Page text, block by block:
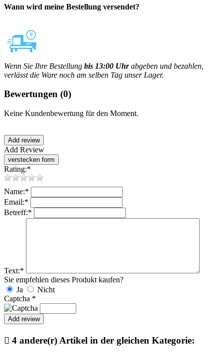
Wann wird meine Bestellung versendet?
Wenn Sie Ihre Bestellung bis 13:00 Uhrabgeben und bezahlen,
verlässt die Ware noch am selben Tag unser Lager.
Bewertungen (0)
Keine Kundenbewertung für den Moment.
Add Review
Rating:*
Name:*
Email:*
Betreff:*
Text:*
Sie empfehlen dieses Produkt kaufen?
Ja
Nicht
Captcha *
 4 andere(r) Artikel in der gleichen Kategorie: